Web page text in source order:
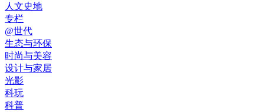
人文史地
专栏
@世代
生态与环保
时尚与美容
设计与家居
光影
科玩
科普